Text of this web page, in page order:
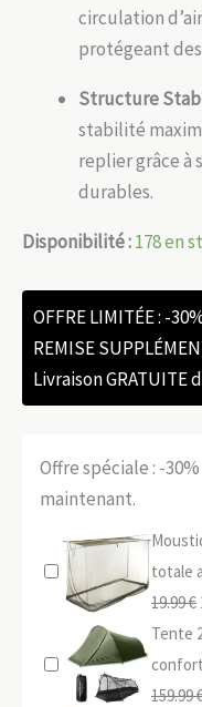
circulation
protégeant
Structure
stabilité
replier grâce à
durables.
Disponibilité :178 en
OFFRE LIMITÉE : -
REMISE
Livraison GRATUITE
Offre spéciale : -
maintenant.
totale
19.99€
Tente
159.99